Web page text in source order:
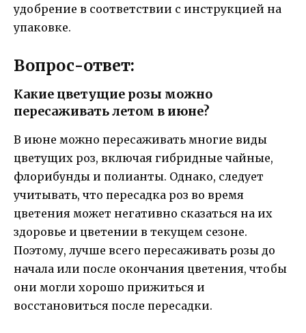
удобрение в соответствии с инструкцией на
упаковке.
Вопрос-ответ:
Какие цветущие розы можно
пересаживать летом в июне?
В июне можно пересаживать многие виды
цветущих роз, включая гибридные чайные,
флорибунды и полианты. Однако, следует
учитывать, что пересадка роз во время
цветения может негативно сказаться на их
здоровье и цветении в текущем сезоне.
Поэтому, лучше всего пересаживать розы до
начала или после окончания цветения, чтобы
они могли хорошо прижиться и
восстановиться после пересадки.